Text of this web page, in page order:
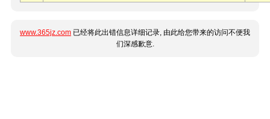
www.365jz.com 已经将此出错信息详细记录, 由此给您带来的访问不便我
们深感歉意.